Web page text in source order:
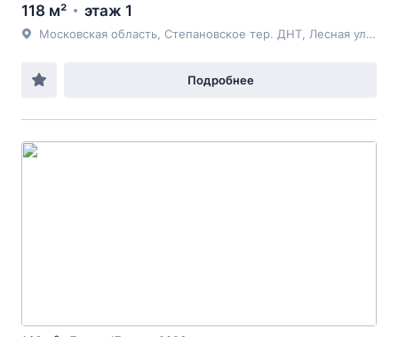
118 м² этаж 1
Московская область, Степановское тер. ДНТ, Лесная ул., 3
Подробнее